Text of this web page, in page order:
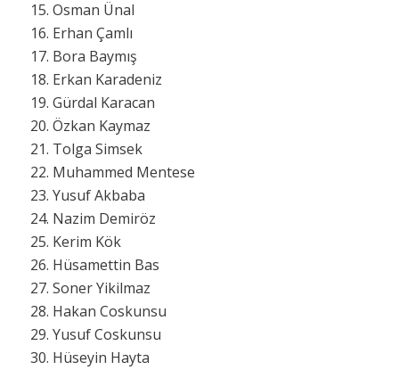
15. Osman Ünal
16. Erhan Çamlı
17. Bora Baymış
18. Erkan Karadeniz
19. Gürdal Karacan
20. Özkan Kaymaz
21. Tolga Simsek
22. Muhammed Mentese
23. Yusuf Akbaba
24. Nazim Demiröz
25. Kerim Kök
26. Hüsamettin Bas
27. Soner Yikilmaz
28. Hakan Coskunsu
29. Yusuf Coskunsu
30. Hüseyin Hayta